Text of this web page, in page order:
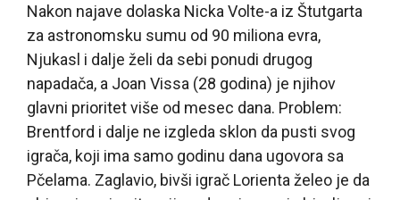
Nakon najave dolaska Nicka Volte-a iz Štutgarta
za astronomsku sumu od 90 miliona evra,
Njukasl i dalje želi da sebi ponudi drugog
napadača, a Joan Vissa (28 godina) je njihov
glavni prioritet više od mesec dana. Problem:
Brentford i dalje ne izgleda sklon da pusti svog
igrača, koji ima samo godinu dana ugovora sa
Pčelama. Zaglavio, bivši igrač Lorienta želeo je da